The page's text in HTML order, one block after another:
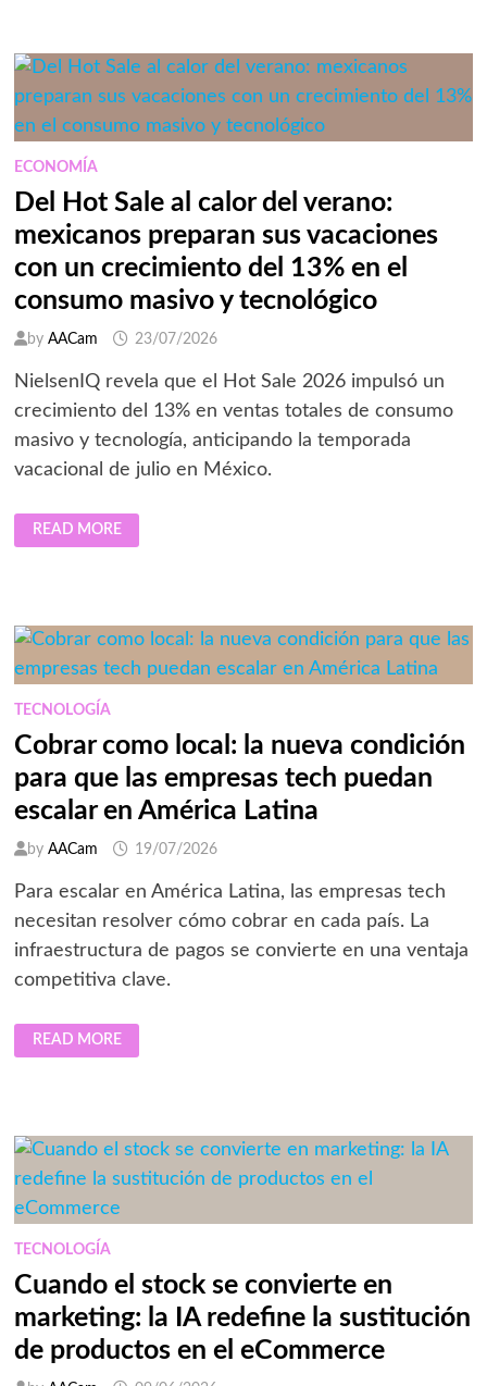
SE
JUEGA
LOS
DATOS,
LA
Y
EXPERIENCIA
DEL
CLIENTE
ECONOMÍA
Del Hot Sale al calor del verano:
mexicanos preparan sus vacaciones
con un crecimiento del 13% en el
consumo masivo y tecnológico
by AACam 23/07/2026
NielsenIQ revela que el Hot Sale 2026 impulsó un
crecimiento del 13% en ventas totales de consumo
masivo y tecnología, anticipando la temporada
vacacional de julio en México.
DEL
HOT
SALE
MEXICANOS
PREPARAN
VACACIONES
CON
UN
CRECIMIENTO
DEL
13%
EL
CONSUMO
MASIVO
TECNOLÓGICO
READ MORE
TECNOLOGÍA
Cobrar como local: la nueva condición
para que las empresas tech puedan
escalar en América Latina
by AACam 19/07/2026
Para escalar en América Latina, las empresas tech
necesitan resolver cómo cobrar en cada país. La
infraestructura de pagos se convierte en una ventaja
competitiva clave.
COBRAR
COMO
LOCAL:
QUE
LAS
EMPRESAS
TECH
PUEDAN
ESCALAR
AMÉRICA
READ MORE
TECNOLOGÍA
Cuando el stock se convierte en
marketing: la IA redefine la sustitución
de productos en el eCommerce